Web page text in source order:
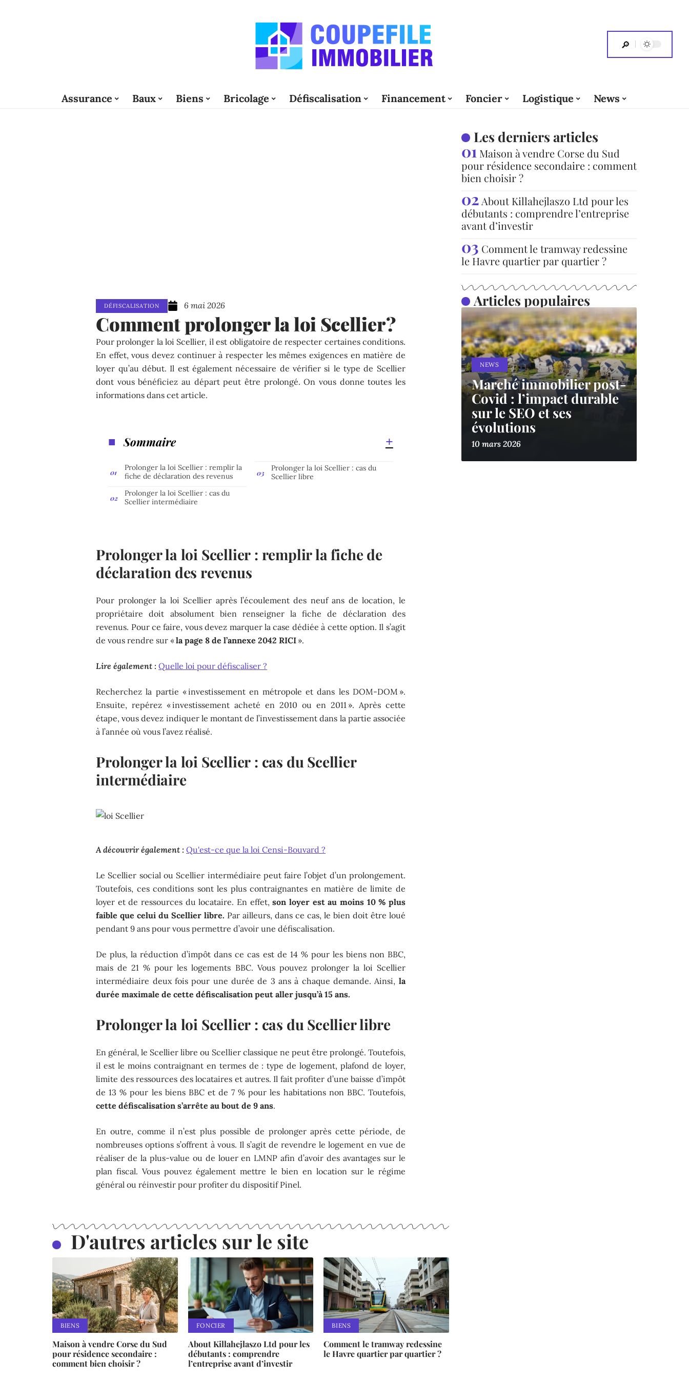
Assurance Baux Biens Bricolage Défiscalisation Financement Foncier Logistique News
DÉFISCALISATION 6 mai 2026
Comment prolonger la loi Scellier ?
Pour prolonger la loi Scellier, il est obligatoire de respecter certaines conditions.
En effet, vous devez continuer à respecter les mêmes exigences en matière de
loyer qu’au début. Il est également nécessaire de vérifier si le type de Scellier
dont vous bénéficiez au départ peut être prolongé. On vous donne toutes les
informations dans cet article.
Sommaire
Prolonger la loi Scellier : remplir la
fiche de déclaration des revenus
Prolonger la loi Scellier : cas du
Scellier intermédiaire
Prolonger la loi Scellier : cas du
Scellier libre
Prolonger la loi Scellier : remplir la fiche de
déclaration des revenus
Pour prolonger la loi Scellier après l’écoulement des neuf ans de location, le
propriétaire doit absolument bien renseigner la fiche de déclaration des
revenus. Pour ce faire, vous devez marquer la case dédiée à cette option. Il s’agit
de vous rendre sur «la page 8 de l’annexe 2042 RICI ».
Lire également : Quelle loi pour défiscaliser ?
Recherchez la partie « investissement en métropole et dans les DOM-DOM ».
Ensuite, repérez « investissement acheté en 2010 ou en 2011 ». Après cette
étape, vous devez indiquer le montant de l’investissement dans la partie associée
à l’année où vous l’avez réalisé.
Prolonger la loi Scellier : cas du Scellier
intermédiaire
A découvrir également : Qu'est-ce que la loi Censi-Bouvard ?
Le Scellier social ou Scellier intermédiaire peut faire l’objet d’un prolongement.
Toutefois, ces conditions sont les plus contraignantes en matière de limite de
loyer et de ressources du locataire. En effet,son loyer est au moins 10 % plus
faible que celui du Scellier libre. Par ailleurs, dans ce cas, le bien doit être loué
pendant 9 ans pour vous permettre d’avoir une défiscalisation.
De plus, la réduction d’impôt dans ce cas est de 14 % pour les biens non BBC,
mais de 21 % pour les logements BBC. Vous pouvez prolonger la loi Scellier
intermédiaire deux fois pour une durée de 3 ans à chaque demande. Ainsi, la
durée maximale de cette défiscalisation peut aller jusqu’à 15 ans.
Prolonger la loi Scellier : cas du Scellier libre
En général, le Scellier libre ou Scellier classique ne peut être prolongé. Toutefois,
il est le moins contraignant en termes de : type de logement, plafond de loyer,
limite des ressources des locataires et autres. Il fait profiter d’une baisse d’impôt
de 13 % pour les biens BBC et de 7 % pour les habitations non BBC. Toutefois,
cette défiscalisation s’arrête au bout de 9 ans.
En outre, comme il n’est plus possible de prolonger après cette période, de
nombreuses options s’offrent à vous. Il s’agit de revendre le logement en vue de
réaliser de la plus-value ou de louer en LMNP afin d’avoir des avantages sur le
plan fiscal. Vous pouvez également mettre le bien en location sur le régime
général ou réinvestir pour profiter du dispositif Pinel.
D'autres articles sur le site
BIENS
Maison à vendre Corse du Sud
pour résidence secondaire :
comment bien choisir ?
FONCIER
About Killahejlaszo Ltd pour les
débutants : comprendre
l’entreprise avant d’investir
BIENS
Comment le tramway redessine
le Havre quartier par quartier ?
Les derniers articles
Maison à vendre Corse du Sud
pour résidence secondaire : comment
bien choisir ?
About Killahejlaszo Ltd pour les
débutants : comprendre l’entreprise
avant d’investir
Comment le tramway redessine
le Havre quartier par quartier ?
Articles populaires
NEWS
Marché immobilier post-
Covid : l’impact durable
sur le SEO et ses
évolutions
10 mars 2026